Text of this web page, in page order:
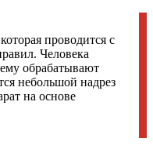
проводится с
Человека
обрабатывают
небольшой надрез
на основе